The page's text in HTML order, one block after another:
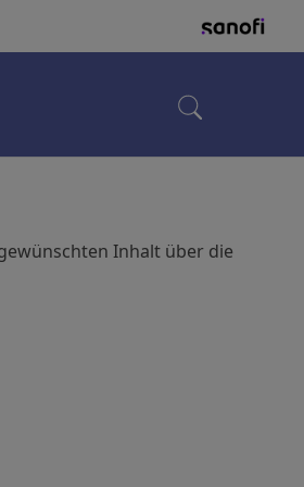
Inhalt über die